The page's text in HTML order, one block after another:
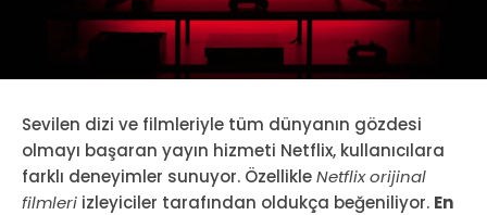
Sevilen dizi ve filmleriyle tüm dünyanın gözdesi
olmayı başaran yayın hizmeti Netflix, kullanıcılara
farklı deneyimler sunuyor. ÖzellikleNetflix orijinal
filmleri izleyiciler tarafından oldukça beğeniliyor. En